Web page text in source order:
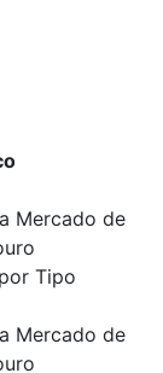
Mercado de
Tipo
Mercado de